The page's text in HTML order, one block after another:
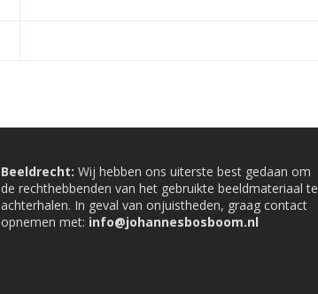
Beeldrecht: Wij hebben ons uiterste best gedaan om
de rechthebbenden van het gebruikte beeldmateriaal te
achterhalen. In geval van onjuistheden, graag contact
opnemen met: info@johannesbosboom.nl